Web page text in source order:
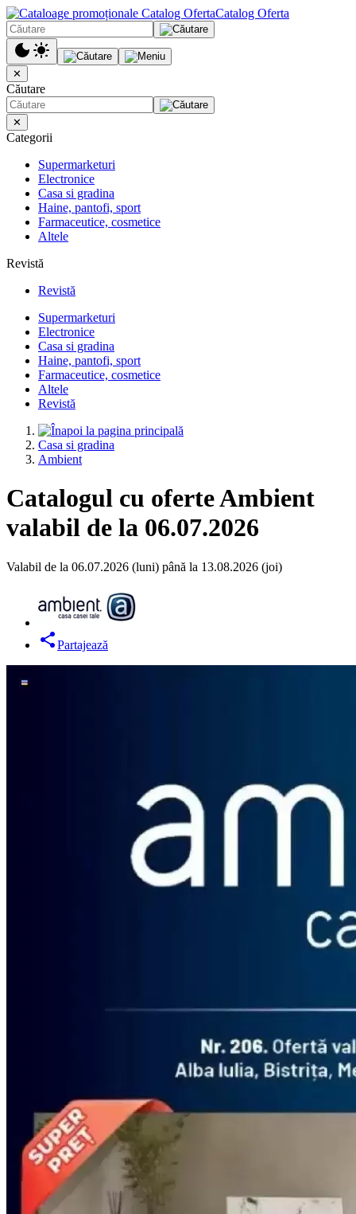
Catalog Oferta
✕
Căutare
✕
Categorii
Supermarketuri
Electronice
Casa si gradina
Haine, pantofi, sport
Farmaceutice, cosmetice
Altele
Revistă
Revistă
Supermarketuri
Electronice
Casa si gradina
Haine, pantofi, sport
Farmaceutice, cosmetice
Altele
Revistă
Casa si gradina
Ambient
Catalogul cu oferte Ambient
valabil de la 06.07.2026
Valabil de la 06.07.2026 (luni) până la 13.08.2026 (joi)
Partajează